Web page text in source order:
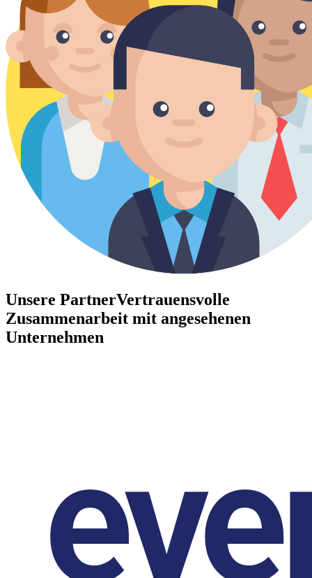
Unsere PartnerVertrauensvolle
Zusammenarbeit mit angesehenen
Unternehmen